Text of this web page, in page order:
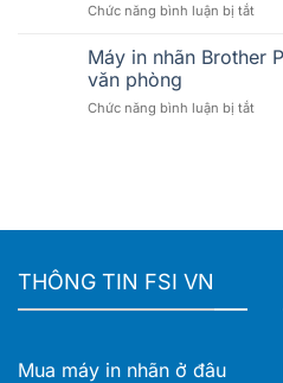
in
cho
in
khổ
Chức năng bình luận bị tắtở
in
nhãn
TD-
Giải
Máy in nhãn Brother
văn phòng
Chức năng bình luận bị tắtở
THÔNG TIN FSI VN
Mua máy in nhãn ở đâu